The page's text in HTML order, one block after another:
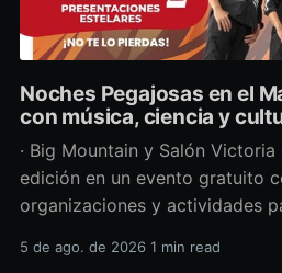
Noches Pegajosas en el
con música, ciencia y
· Big Mountain y Salón
edición en un evento gratuito
organizaciones y actividades
divulgación científica y
5 de ago. de 2026 1 min read